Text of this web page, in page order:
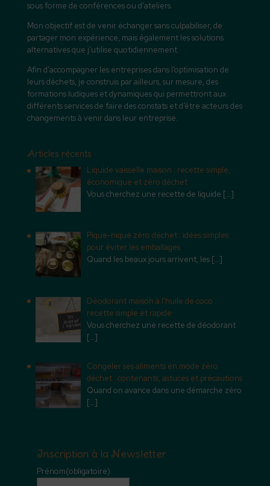
sous forme de conférences ou d’ateliers.
Mon objectif est de venir échanger sans culpabiliser, de
partager mon expérience, mais également les solutions
alternatives que j’utilise quotidiennement.
Afin d’accompagner les entreprises dans l’optimisation de
leurs déchets, je construis par ailleurs, sur mesure, des
formations ludiques et dynamiques qui permettront aux
différents services de faire des constats et d’être acteurs des
changements à venir dans leur entreprise.
Articles récents
Liquide vaisselle maison : recette simple,
économique et zéro déchet
Vous cherchez une recette de liquide […]
Pique-nique zéro déchet : idées simples
pour éviter les emballages
Quand les beaux jours arrivent, les […]
Déodorant maison à l’huile de coco :
recette simple et rapide
Vous cherchez une recette de déodorant
[…]
Congeler ses aliments en mode zéro
déchet : contenants, astuces et précautions
Quand on avance dans une démarche zéro
[…]
Inscription à la Newsletter
Prénom(obligatoire)